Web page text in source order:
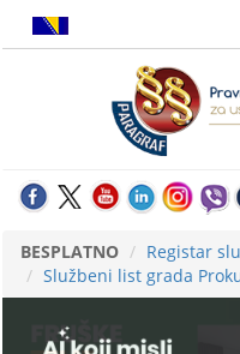
BESPLATNO
Registar
Službeni list grada